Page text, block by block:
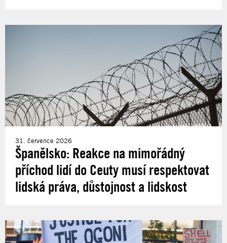
31. července 2026
Španělsko: Reakce na mimořádný
příchod lidí do Ceuty musí respektovat
lidská práva, důstojnost a lidskost